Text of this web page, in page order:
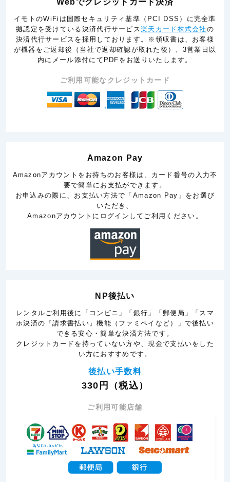
イモトのWiFiは国際セキュリティ基準（PCI DSS）に完全準
拠認定を受けている決済代行サービス楽天カード株式会社 の
決済代行サービスを採用しております。※領収書は、お客様
が機器をご返却後（当社で返却確認が取れた後）、3営業日以
内にメール添付にてPDFをお送りいたします。
ご利用可能なクレジットカード
Amazon Pay
Amazonアカウントをお持ちのお客様は、カード番号の入力不
要で簡単にお支払ができます。
お申込みの際に、お支払い方法で「Amazon Pay」をお選び
いただき、
Amazonアカウントにログインしてご利用ください。
NP後払い
レンタルご利用後に「コンビニ」「銀行」「郵便局」「スマ
ホ決済の『請求書払い』機能（ファミペイなど）」で後払い
できる安心・簡単な決済方法です。
クレジットカードを持っていない方や、現金で支払いをした
い方におすすめです。
後払い手数料
330円（税込）
ご利用可能店舗